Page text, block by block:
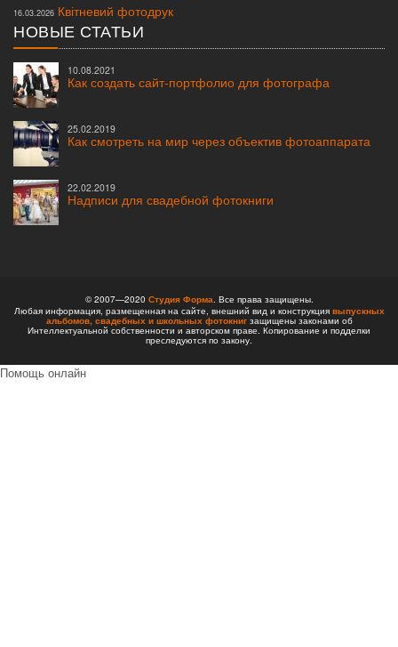
16.03.2026 Квітневий фотодрук
НОВЫЕ СТАТЬИ
10.08.2021
Как создать сайт-портфолио для фотографа
25.02.2019
Как смотреть на мир через объектив фотоаппарата
22.02.2019
Надписи для свадебной фотокниги
© 2007—2020 Студия Форма . Все права защищены.
Любая информация, размещенная на сайте, внешний вид и конструкция выпускных
альбомов, свадебных и школьных фотокнигзащищены законами об
Интеллектуальной собственности и авторском праве. Копирование и подделки
преследуются по закону.
Помощь онлайн